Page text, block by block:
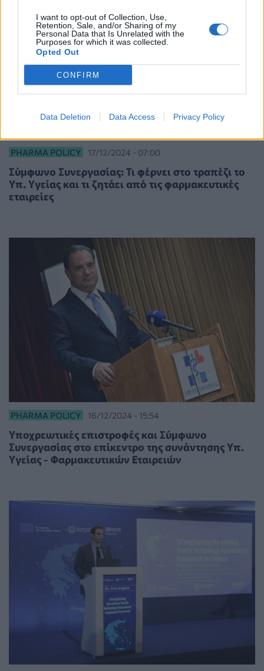
I want to opt-out of Collection, Use,
Retention, Sale, and/or Sharing of my
Personal Data that Is Unrelated with the
Purposes for which it was collected.
Opted Out
CONFIRM
Data Deletion Data Access Privacy Policy
PHARMA POLICY 17/12/2024 - 07:00
Σύμφωνο Συνεργασίας: Τι φέρνει στο τραπέζι το
Υπ. Υγείας και τι ζητάει από τις φαρμακευτικές
εταιρείες
PHARMA POLICY 16/12/2024 - 15:54
Υποχρεωτικές επιστροφές και Σύμφωνο
Συνεργασίας στο επίκεντρο της συνάντησης Υπ.
Υγείας - Φαρμακευτικών Εταιρειών